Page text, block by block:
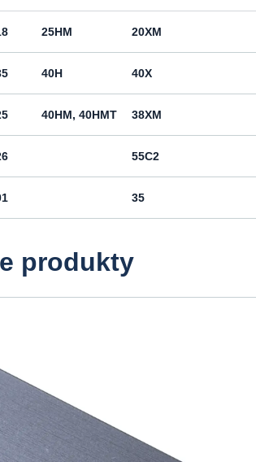
25HM 20ХМ
40H 40Х
40HM, 40HMT 38ХМ
55С2
35
St6 Ст6пс, Ст6сп
produkty